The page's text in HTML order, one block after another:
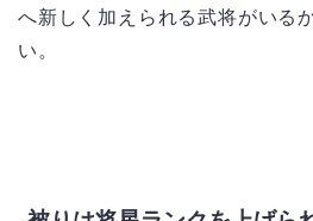
へ新しく加えられる武将がいる
い。